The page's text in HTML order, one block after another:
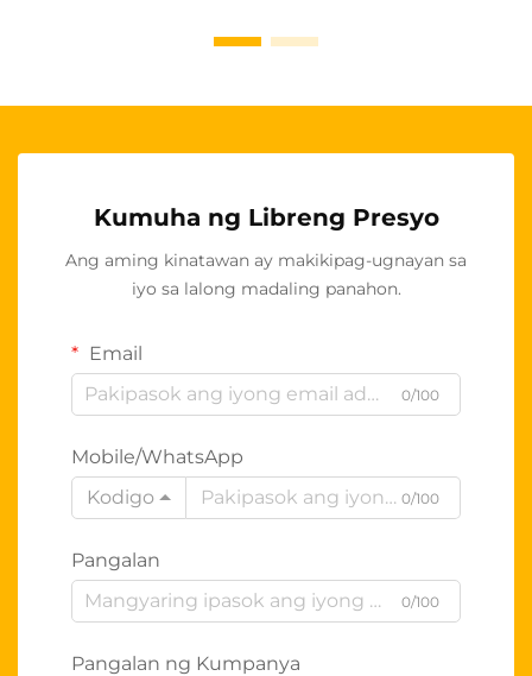
Kumuha ng Libreng Presyo
Ang aming kinatawan ay makikipag-ugnayan sa
iyo sa lalong madaling panahon.
Email
0/100
Mobile/WhatsApp
Kodigo
0/100
Pangalan
0/100
Pangalan ng Kumpanya